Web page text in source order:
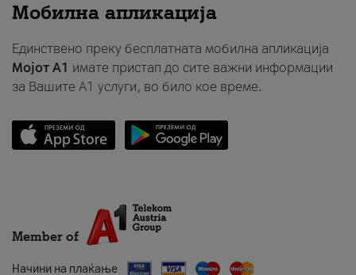
Мобилна апликација
Единствено преку бесплатната мобилна апликација
Мојот A1 имате пристап до сите важни информации
за Вашите A1 услуги, во било кое време.
Member of
Начини на плаќање